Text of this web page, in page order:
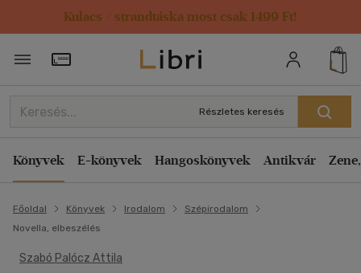
Kulacs / strandtáska most csak 1499 Ft!
Törzsvásárlói Kártya adatai
Részletes keresés
Könyvek E-könyvek Hangoskönyvek Antikvár
Főoldal Könyvek Irodalom
Szépirodalom
Novella, elbeszélés
Szabó Palócz Attila